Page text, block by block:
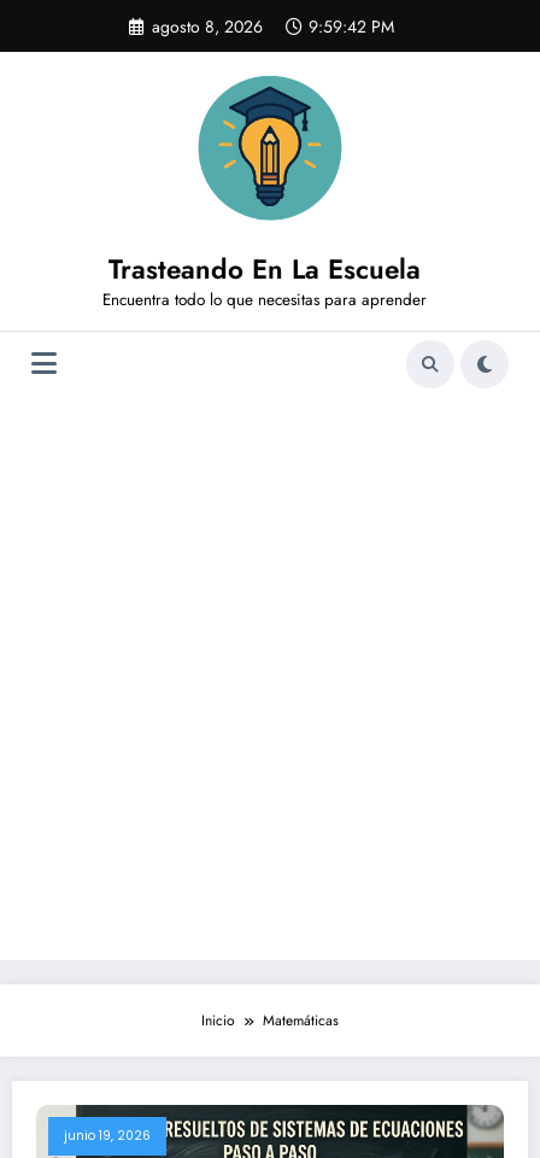
contenido
agosto 8, 2026 9:59:43 PM
Trasteando En La Escuela
Encuentra todo lo que necesitas para aprender
Inicio Matemáticas
junio 19, 2026